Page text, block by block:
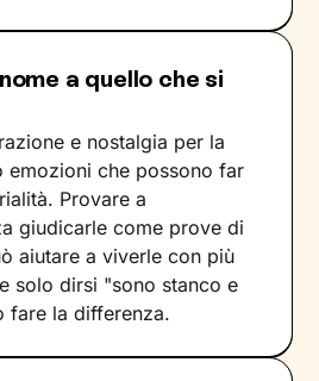
a quello che si
e nostalgia per la
emozioni che possono far
Provare a
giudicarle come prove di
aiutare a viverle con più
solo dirsi "sono stanco e
fare la differenza.